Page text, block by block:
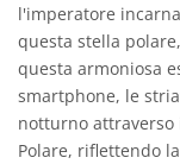
l'imperatore
questa stella
questa armoniosa
smartphone, le
notturno attraverso
Polare, riflettendo